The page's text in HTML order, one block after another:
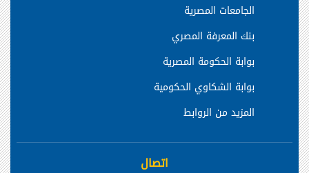
الجامعات المصرية
بنك المعرفة المصري
بوابة الحكومة المصرية
بوابة الشكاوي الحكومية
المزيد من الروابط
اتصال